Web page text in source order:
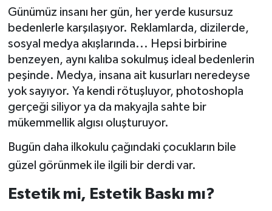
Günümüz insanı her gün, her yerde kusursuz
bedenlerle karşılaşıyor. Reklamlarda, dizilerde,
sosyal medya akışlarında... Hepsi birbirine
benzeyen, aynı kalıba sokulmuş ideal bedenlerin
peşinde. Medya, insana ait kusurları neredeyse
yok sayıyor. Ya kendi rötuşluyor, photoshopla
gerçeği siliyor ya da makyajla sahte bir
mükemmellik algısı oluşturuyor.
Bugün daha ilkokulu çağındaki çocukların bile
güzel görünmek ile ilgili bir derdi var.
Estetik mi, Estetik Baskı mı?